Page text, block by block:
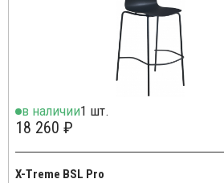
в наличии1 шт.
18 260 ₽
X-Treme BSL Pro